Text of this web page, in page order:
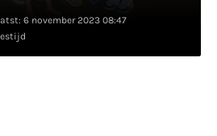
6 november 2023 08:47